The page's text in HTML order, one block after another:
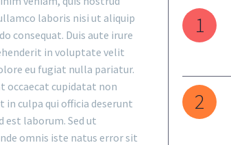
laboris nisi ut aliquip
consequat. Duis aute irure
in voluptate velit
eu fugiat nulla pariatur.
occaecat cupidatat non
in culpa qui officia deserunt
laborum. Sed ut
omnis iste natus error sit
1
2